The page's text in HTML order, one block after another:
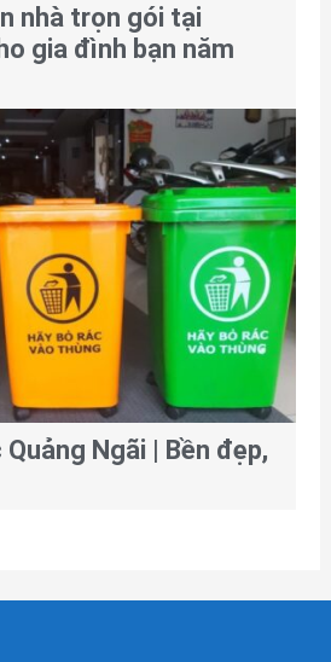
nhà trọn gói tại
gia đình bạn năm
Ngãi | Bền đẹp,